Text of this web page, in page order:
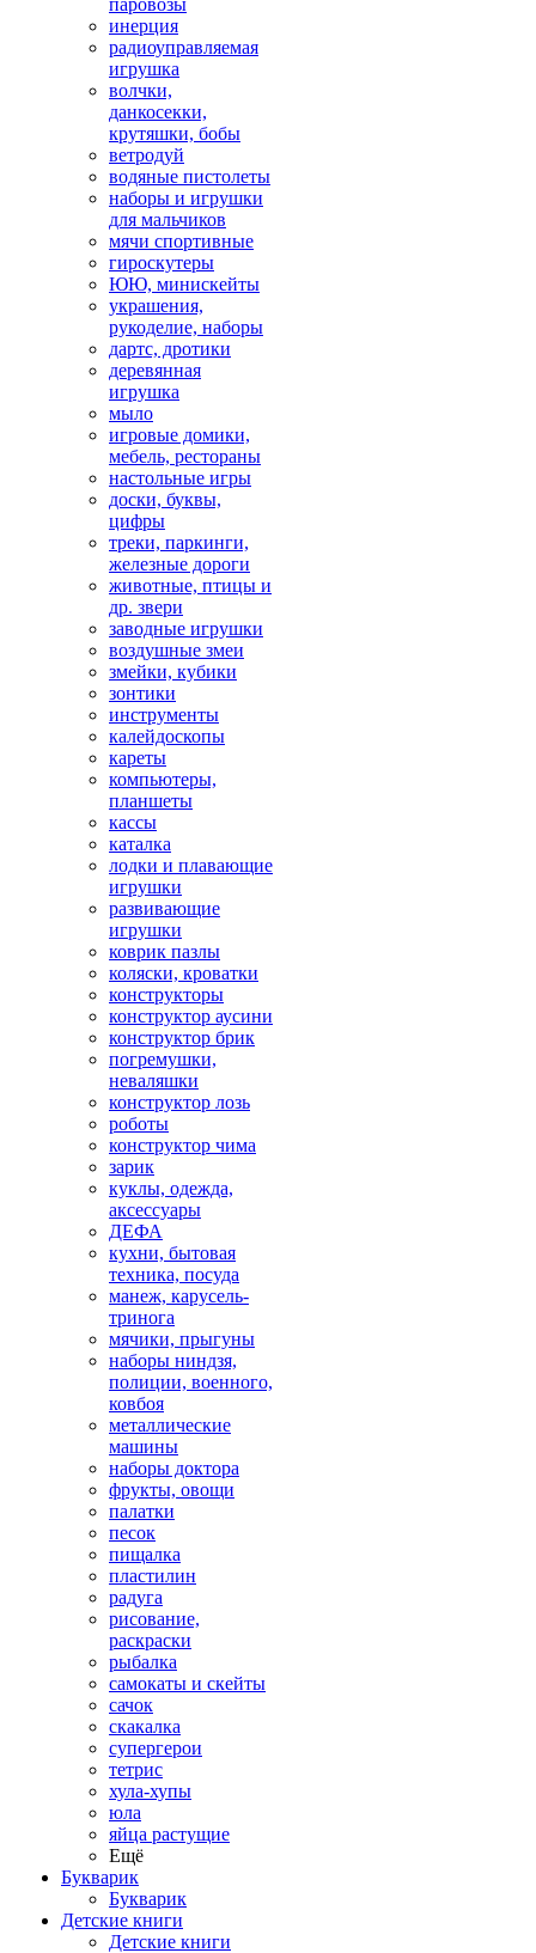
паровозы
инерция
радиоуправляемая
игрушка
волчки,
данкосекки,
крутяшки, бобы
ветродуй
водяные пистолеты
наборы и игрушки
для мальчиков
мячи спортивные
гироскутеры
ЮЮ, минискейты
украшения,
рукоделие, наборы
дартс, дротики
деревянная
игрушка
мыло
игровые домики,
мебель, рестораны
настольные игры
доски, буквы,
цифры
треки, паркинги,
железные дороги
животные, птицы и
др. звери
заводные игрушки
воздушные змеи
змейки, кубики
зонтики
инструменты
калейдоскопы
кареты
компьютеры,
планшеты
кассы
каталка
лодки и плавающие
игрушки
развивающие
игрушки
коврик пазлы
коляски, кроватки
конструкторы
конструктор аусини
конструктор брик
погремушки,
неваляшки
конструктор лозь
роботы
конструктор чима
зарик
куклы, одежда,
аксессуары
ДЕФА
кухни, бытовая
техника, посуда
манеж, карусель-
тринога
мячики, прыгуны
наборы ниндзя,
полиции, военного,
ковбоя
металлические
машины
наборы доктора
фрукты, овощи
палатки
песок
пищалка
пластилин
радуга
рисование,
раскраски
рыбалка
самокаты и скейты
сачок
скакалка
супергерои
тетрис
хула-хупы
юла
яйца растущие
Ещё
Букварик
Букварик
Детские книги
Детские книги